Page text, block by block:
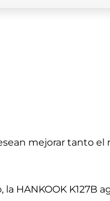
mejorar tanto
HANKOOK